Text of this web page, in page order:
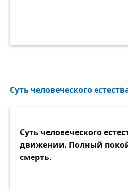
Суть человеческого
Суть человеческого
движении. Полный
смерть.